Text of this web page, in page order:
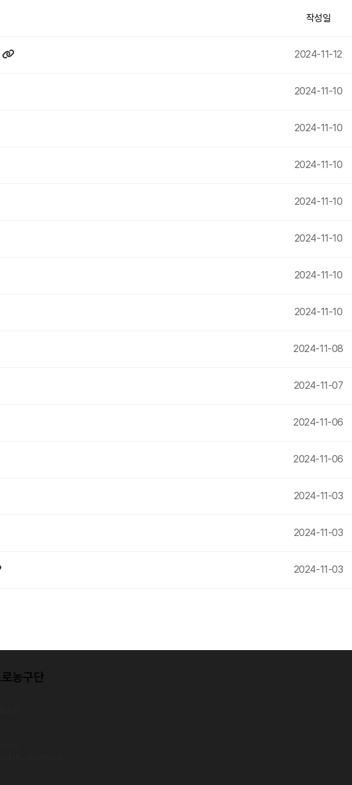
작성일
2024-11-12
2024-11-10
2024-11-10
2024-11-10
2024-11-10
2024-11-10
2024-11-10
2024-11-10
2024-11-08
2024-11-07
2024-11-06
2024-11-06
2024-11-03
2024-11-03
2024-11-03